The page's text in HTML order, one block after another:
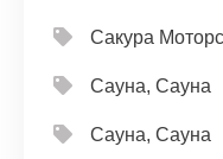
Сакура
Сауна, Сауна
Сауна, Сауна